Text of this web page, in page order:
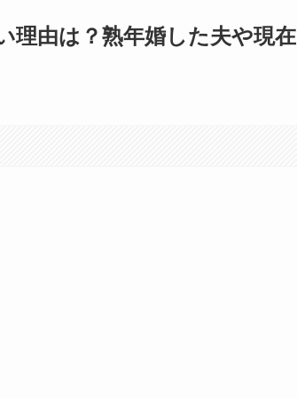
理由は？熟年婚した夫や現在